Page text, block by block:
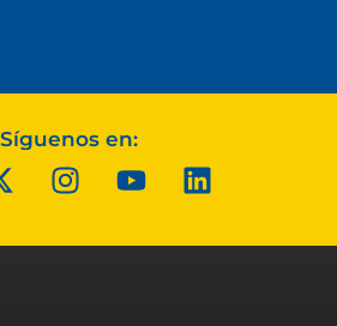
Síguenos en: